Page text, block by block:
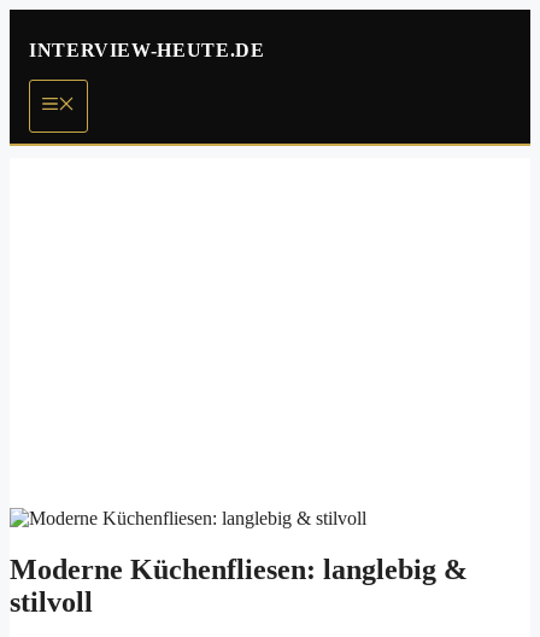
Inhalt
springen
INTERVIEW-HEUTE.DE
Menü
Moderne Küchenfliesen: langlebig &
stilvoll